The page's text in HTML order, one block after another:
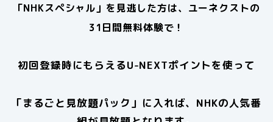
「NHKスペシャル」を見逃した方は、ユーネクストの
31日間無料体験で！
初回登録時にもらえるU-NEXTポイントを使って
「まるごと見放題パック」に入れば、NHKの人気番